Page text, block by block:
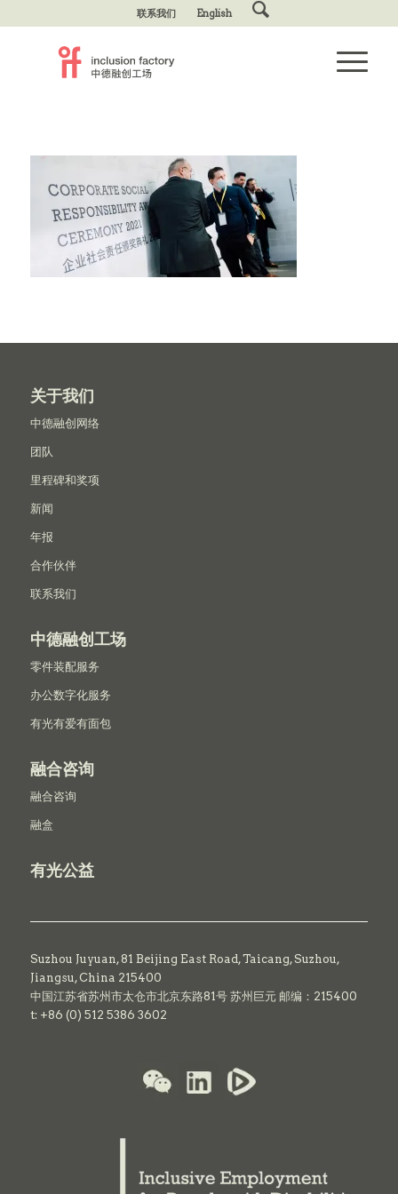
联系我们 English
关于我们
中德融创网络
团队
里程碑和奖项
新闻
年报
合作伙伴
联系我们
中德融创工场
零件装配服务
办公数字化服务
有光有爱有面包
融合咨询
融合咨询
融盒
有光公益
Suzhou Juyuan, 81 Beijing East Road,Taicang,Suzhou,
Jiangsu, China 215400
中国江苏省苏州市太仓市北京东路81号 苏州巨元 邮编：215400
t: +86 (0) 512 5386 3602